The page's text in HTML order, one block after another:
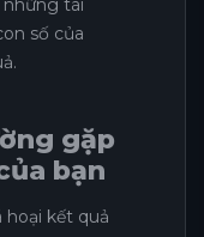
tài
số của
gặp
bạn
kết quả